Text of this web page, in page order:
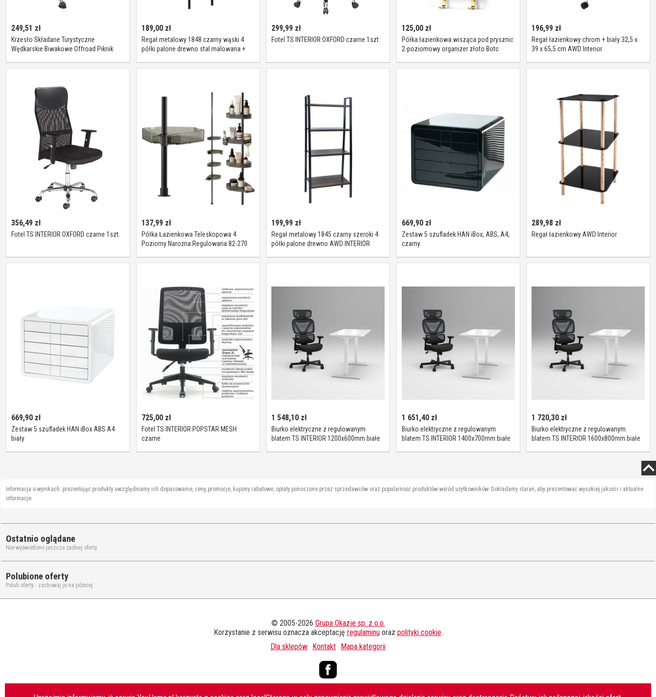
249,51 zł
Krzesło Składane Turystyczne
Wędkarskie Biwakowe Offroad Piknik
189,00zł
Regał metalowy 1848 czarny wąski 4
półki palone drewno stal malowana +
299,99 zł
Fotel TS INTERIOR OXFORD czarne 1szt.
125,00zł
Półka łazienkowa wisząca pod prysznic
2-poziomowy organizer złoto Botc
196,99 zł
Regał łazienkowy chrom + biały 32,5 x
39 x 65,5 cm AWD Interior
356,49 zł
Fotel TS INTERIOR OXFORD czarne 1szt.
137,99zł
Półka Łazienkowa Teleskopowa 4
Poziomy Narożna Regulowana 82-270
199,99 zł
Regał metalowy 1845 czarny szeroki 4
półki palone drewno AWD INTERIOR
669,90zł
Zestaw 5 szufladek HAN iBox, ABS, A4,
czarny
289,98 zł
Regał łazienkowy AWD Interior
669,90 zł
Zestaw 5 szufladek HAN iBox ABS A4
biały
725,00zł
Fotel TS INTERIOR POPSTAR MESH
czarne
1 548,10 zł
Biurko elektryczne z regulowanym
blatem TS INTERIOR 1200x600mm białe
1 651,40zł
Biurko elektryczne z regulowanym
blatem TS INTERIOR 1400x700mm białe
1 720,30 zł
Biurko elektryczne z regulowanym
blatem TS INTERIOR 1600x800mm białe
Informacja o wynikach: prezentując produkty uwzględniamy ich dopasowanie, ceny, promocje, kupony rabatowe, opłaty ponoszone przez sprzedawców oraz popularność produktów wśród użytkowników. Dokładamy starań, aby prezentować wysokiej jakości i aktualne
informacje.
Ostatnio oglądane
Nie wyświetlono jeszcze żadnej oferty
Polubione oferty
Polub oferty - zachowaj je na później
© 2005-2026 Grupa Okazje sp. z o.o.
Korzystanie z serwisu oznacza akceptację regulaminuoraz polityki cookie.
Dla sklepów Kontakt Mapa kategorii
Facebook